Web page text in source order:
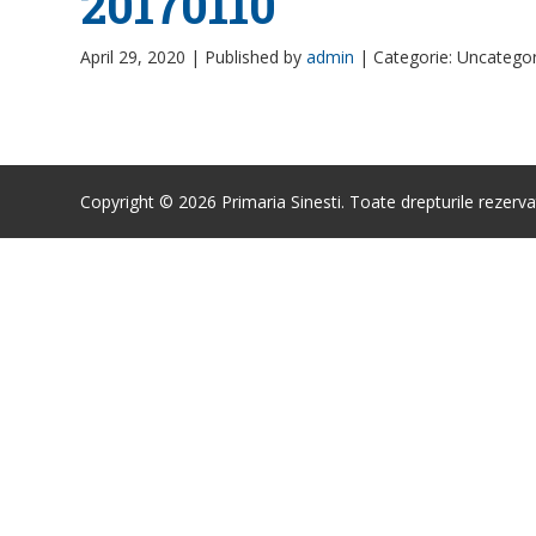
April 29, 2020 | Published by admin | Categorie:
Copyright © 2026 Primaria Sinesti. Toate drepturile